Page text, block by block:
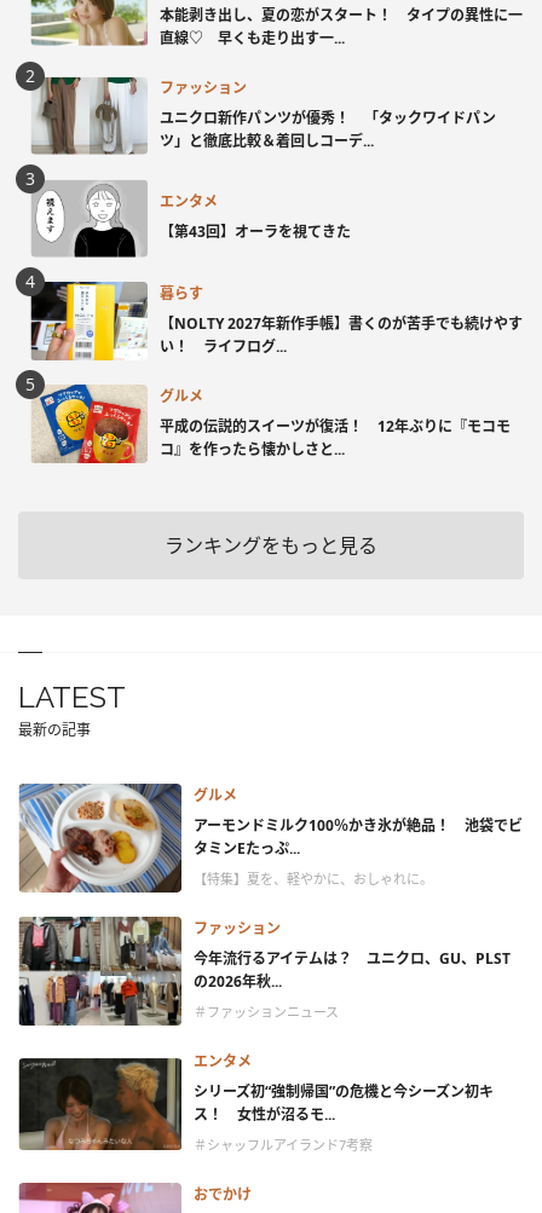
本能剥き出し、夏の恋がスタート！ タイプの異性に一
直線♡ 早くも走り出す一...
ファッション
ユニクロ新作パンツが優秀！ 「タックワイドパン
ツ」と徹底比較＆着回しコーデ...
エンタメ
【第43回】オーラを視てきた
暮らす
【NOLTY 2027年新作手帳】書くのが苦手でも続けやす
い！ ライフログ...
グルメ
平成の伝説的スイーツが復活！ 12年ぶりに『モコモ
コ』を作ったら懐かしさと...
ランキングをもっと見る
LATEST
最新の記事
グルメ
アーモンドミルク100％かき氷が絶品！ 池袋でビ
タミンEたっぷ...
【特集】夏を、軽やかに、おしゃれに。
ファッション
今年流行るアイテムは？ ユニクロ、GU、PLST
の2026年秋...
＃ファッションニュース
エンタメ
シリーズ初“強制帰国”の危機と今シーズン初キ
ス！ 女性が沼るモ...
＃シャッフルアイランド7考察
おでかけ